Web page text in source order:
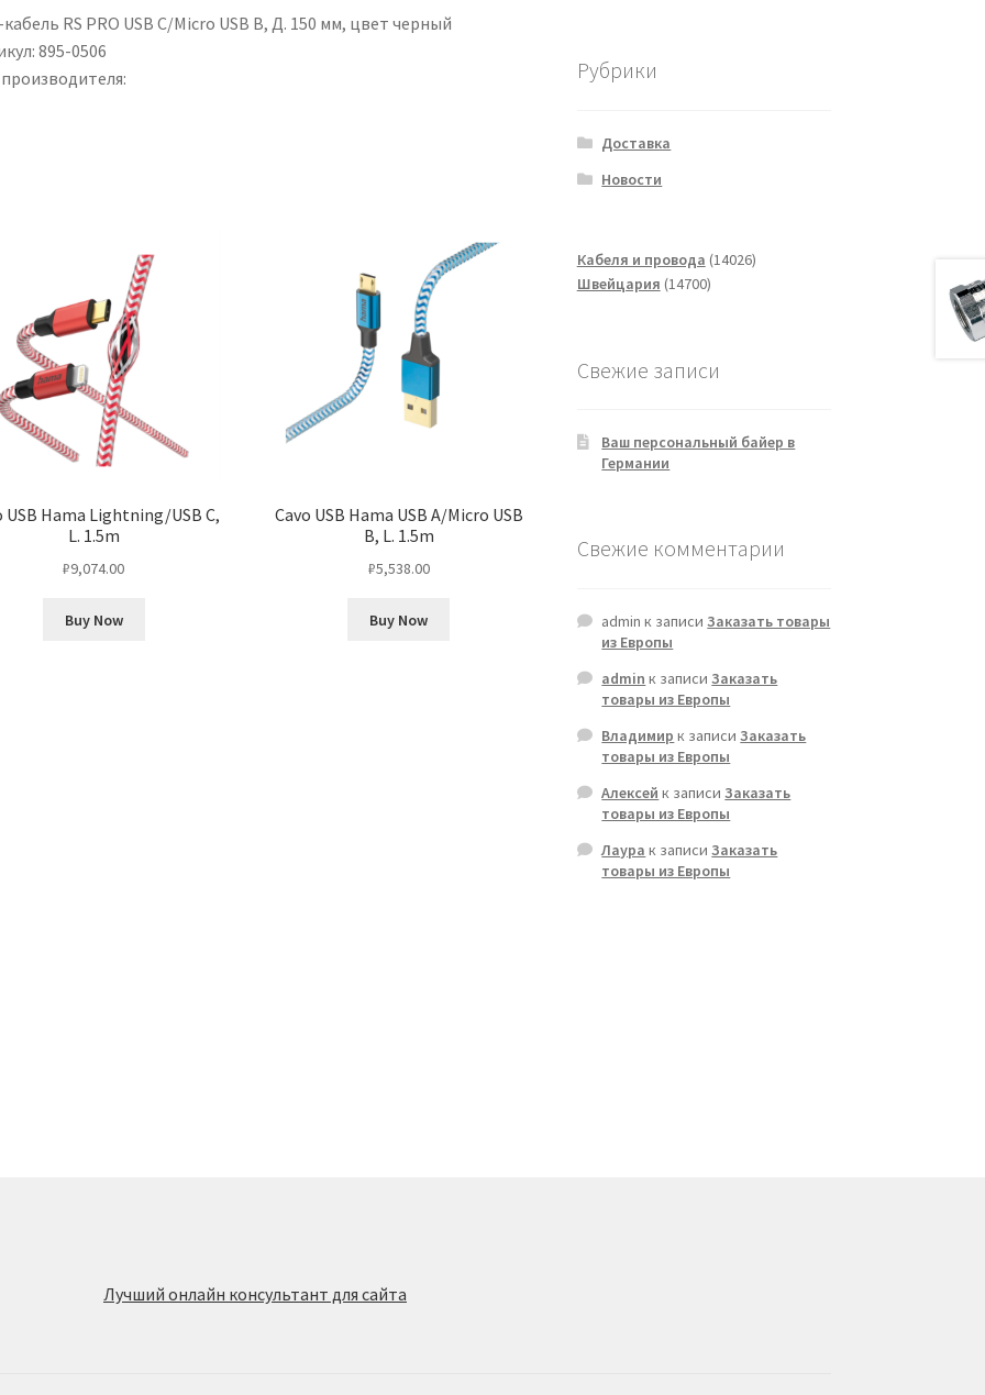
col.
Nero
кабель RS PRO USB C/Micro USB B, Д. 150 мм, цвет черный
895-0506
USB Hama Lightning/USB C,
L. 1.5m
₽9,074.00
Buy Now
Cavo USB Hama USB A/Micro USB
B, L. 1.5m
₽5,538.00
Buy Now
Рубрики
Доставка
Новости
Кабеля и провода 1402614026
Швейцария 1470014700
Свежие записи
Ваш персональный байер в
Германии
Свежие комментарии
admin к записиЗаказать товары
из Европы
admin к записиЗаказать
товары из Европы
Владимир к записиЗаказать
товары из Европы
Алексей к записиЗаказать
товары из Европы
Лаура к записиЗаказать
товары из Европы